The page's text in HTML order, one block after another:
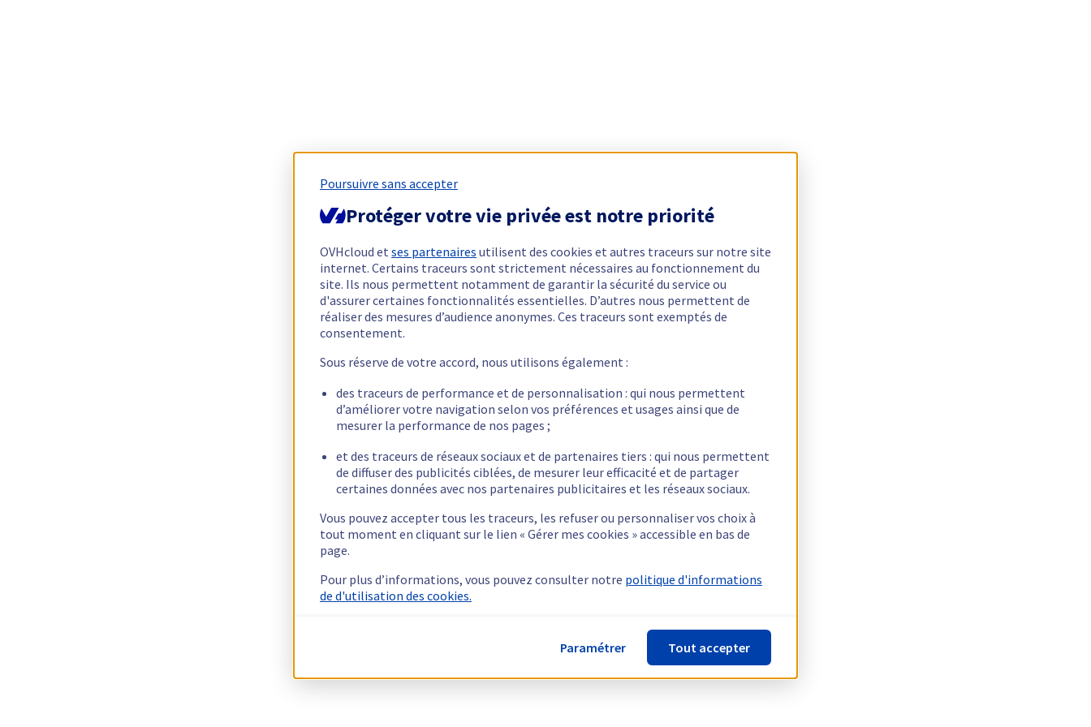
Poursuivre sans accepter
Protéger votre vie privée est notre priorité
OVHcloud et ses partenaires utilisent des cookies et autres traceurs sur notre site
internet. Certains traceurs sont strictement nécessaires au fonctionnement du
site. Ils nous permettent notamment de garantir la sécurité du service ou
d'assurer certaines fonctionnalités essentielles. D’autres nous permettent de
réaliser des mesures d’audience anonymes. Ces traceurs sont exemptés de
consentement.
Sous réserve de votre accord, nous utilisons également :
des traceurs de performance et de personnalisation : qui nous permettent
d’améliorer votre navigation selon vos préférences et usages ainsi que de
mesurer la performance de nos pages ;
et des traceurs de réseaux sociaux et de partenaires tiers : qui nous permettent
de diffuser des publicités ciblées, de mesurer leur efficacité et de partager
certaines données avec nos partenaires publicitaires et les réseaux sociaux.
Vous pouvez accepter tous les traceurs, les refuser ou personnaliser vos choix à
tout moment en cliquant sur le lien « Gérer mes cookies » accessible en bas de
page.
Pour plus d’informations, vous pouvez consulter notre politique d'informations
de d'utilisation des cookies.
Paramétrer Tout accepter